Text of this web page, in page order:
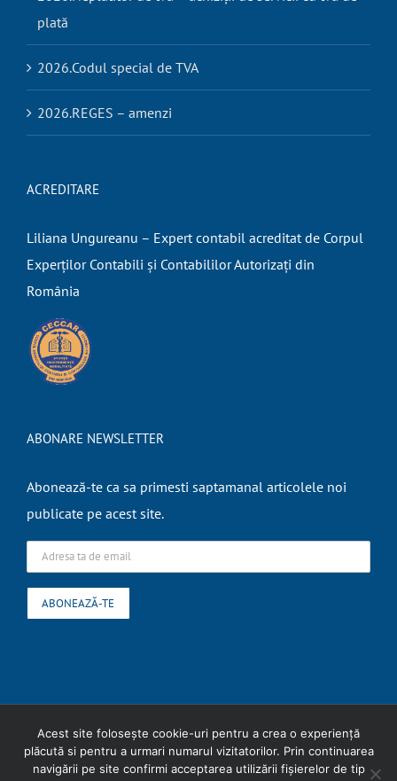
plată
2026.Codul special de TVA
2026.REGES – amenzi
ACREDITARE
Liliana Ungureanu – Expert contabil acreditat de Corpul
Experților Contabili și Contabililor Autorizați din
România
ABONARE NEWSLETTER
Abonează-te ca sa primesti saptamanal articolele noi
publicate pe acest site.
Copyright2026 Expert Contabil Ungureanu Liliana |Termeni si conditii|
Politica cookies
Acest site folosește cookie-uri pentru a crea o experiență
plăcută si pentru a urmari numarul vizitatorilor. Prin continuarea
navigării pe site confirmi acceptarea utilizării fişierelor de tip